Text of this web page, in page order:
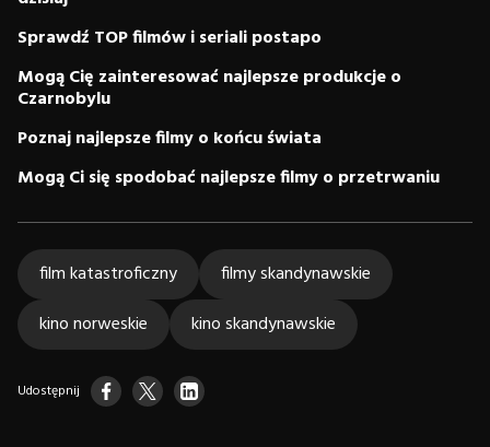
Sprawdź TOP filmów i seriali postapo
Mogą Cię zainteresować najlepsze produkcje o
Czarnobylu
Poznaj najlepsze filmy o końcu świata
Mogą Ci się spodobać najlepsze filmy o przetrwaniu
film katastroficzny
filmy skandynawskie
kino norweskie
kino skandynawskie
Udostępnij